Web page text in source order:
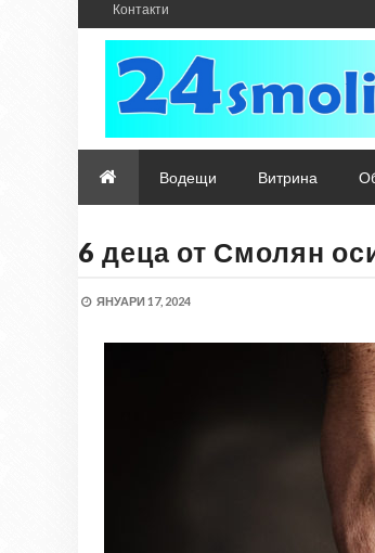
Контакти
Водещи Витрина
6 деца от Смолян
ЯНУАРИ 17, 2024